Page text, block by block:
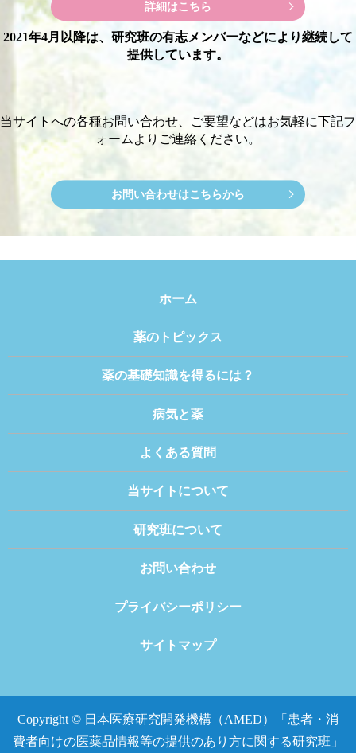
詳細はこちら
2021年4月以降は、研究班の有志メンバーなどにより継続して
提供しています。
当サイトへの各種お問い合わせ、ご要望などはお気軽に下記フ
ォームよりご連絡ください。
お問い合わせはこちらから
ホーム
薬のトピックス
薬の基礎知識を得るには？
病気と薬
よくある質問
当サイトについて
研究班について
お問い合わせ
プライバシーポリシー
サイトマップ
Copyright © 日本医療研究開発機構（AMED）「患者・消
費者向けの医薬品情報等の提供のあり方に関する研究班」